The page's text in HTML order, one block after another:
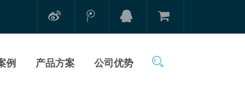
例 产品方案 公司优势